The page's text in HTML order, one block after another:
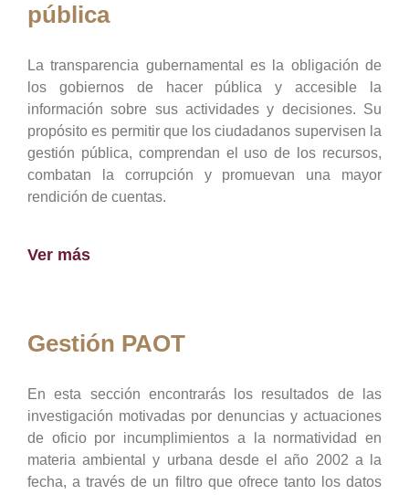
pública
La transparencia gubernamental es la obligación de
los gobiernos de hacer pública y accesible la
información sobre sus actividades y decisiones. Su
propósito es permitir que los ciudadanos supervisen la
gestión pública, comprendan el uso de los recursos,
combatan la corrupción y promuevan una mayor
rendición de cuentas.
Ver más
Gestión PAOT
En esta sección encontrarás los resultados de las
investigación motivadas por denuncias y actuaciones
de oficio por incumplimientos a la normatividad en
materia ambiental y urbana desde el año 2002 a la
fecha, a través de un filtro que ofrece tanto los datos